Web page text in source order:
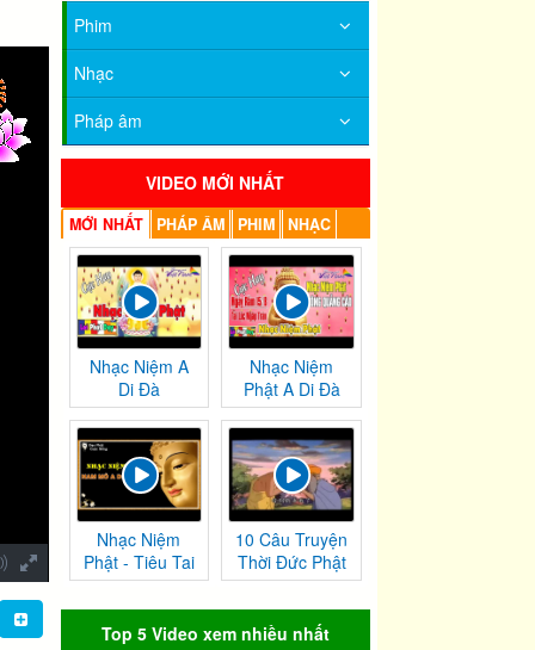
Phim
Nhạc
Pháp âm
VIDEO MỚI NHẤT
MỚI NHẤT PHÁP ÂM PHIM NHẠC
Nhạc Niệm A
Di Đà
Nhạc Niệm
Phật A Di Đà
Nhạc Niệm
Phật - Tiêu Tai
Nghiệp
Chướng
10 Câu Truyện
Thời Đức Phật
Tại Thế
Top 5 Video xem nhiều nhất